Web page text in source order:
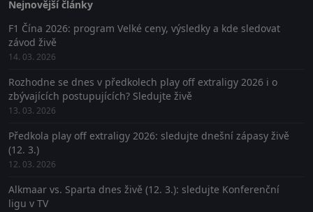
Nejnovější články
F1 Čína 2026: program Velké ceny, výsledky a kde sledovat
závod živě
14. 03. 2026
Rozhodne se dnes v předkolech play off extraligy 2026 i o
zbývajících postupujících? Sledujte živě
13. 03. 2026
Předkola play off extraligy 2026: sledujte dnešní zápasy živě
(12. 3.)
12. 03. 2026
Alkmaar vs. Sparta dnes živě (12. 3.): sledujte Konferenční
ligu v TV